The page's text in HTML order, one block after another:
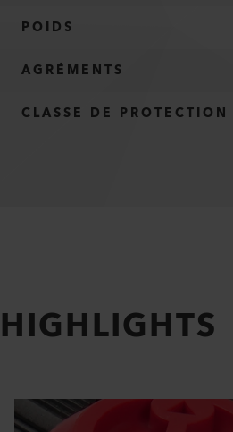
POIDS
AGRÉMENTS
CLASSE DE PROTECTION
HIGHLIGHTS